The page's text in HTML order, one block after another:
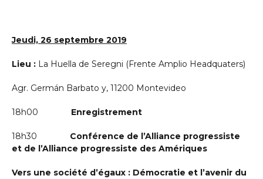
Jeudi, 26 septembre 2019
Lieu : La Huella de Seregni (Frente Amplio Headquaters)
Agr. Germán Barbato y, 11200 Montevideo
18h00 Enregistrement
18h30 Conférence de l’Alliance progressiste
et de l’Alliance progressiste des Amériques
Vers une société d’égaux : Démocratie et l’avenir du